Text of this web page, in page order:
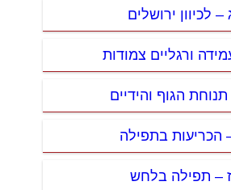
– לכיוון ירושלים
ורגליים צמודות
הגוף והידיים
הכריעות בתפילה
ז – תפילה בלחש